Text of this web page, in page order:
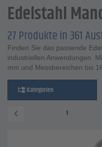
Edelstahl
27 Produkte in 361
Finden Sie das passende
industriellen Anwendungen.
mm und Messbereichen bis
Kategorien
1